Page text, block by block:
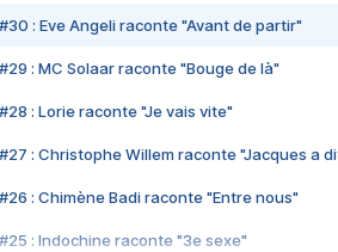
#30 : Eve Angeli raconte "Avant de partir"
#29 : MC Solaar raconte "Bouge de là"
#28 : Lorie raconte "Je vais vite"
#27 : Christophe Willem raconte "Jacques a
#26 : Chimène Badi raconte "Entre nous"
#25 : Indochine raconte "3e sexe"